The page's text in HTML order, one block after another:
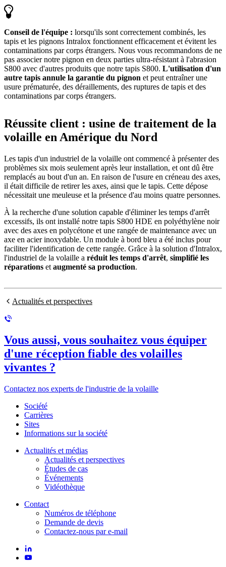
Conseil de l'équipe : lorsqu'ils sont correctement combinés, les
tapis et les pignons Intralox fonctionnent efficacement et évitent les
contaminations par corps étrangers. Nous vous recommandons de ne
pas associer notre pignon en deux parties ultra-résistant à l'abrasion
S800 avec d'autres produits que notre tapis S800. L'utilisation d'un
autre tapis annule la garantie du pignon et peut entraîner une
usure prématurée, des déraillements, des ruptures de tapis et des
contaminations par corps étrangers.
Réussite client : usine de traitement de la
volaille en Amérique du Nord
Les tapis d'un industriel de la volaille ont commencé à présenter des
problèmes six mois seulement après leur installation, et ont dû être
remplacés au bout d'un an. En raison de l'usure en créneau des axes,
il était difficile de retirer les axes, ainsi que le tapis. Cette dépose
nécessitait une meuleuse et la présence d'au moins quatre personnes.
À la recherche d'une solution capable d'éliminer les temps d'arrêt
excessifs, ils ont installé notre tapis S800 HDE en polyéthylène noir
avec des axes en polycétone et une rangée de maintenance avec un
axe en acier inoxydable. Un module à bord bleu a été inclus pour
faciliter l'identification de cette rangée. Grâce à la solution d'Intralox,
l'industriel de la volaille a réduit les temps d'arrêt, simplifié les
réparations et augmenté sa production.
Actualités et perspectives
Vous aussi, vous souhaitez vous équiper
d'une réception fiable des volailles
vivantes ?
Contactez nos experts de l'industrie de la volaille
Société
Carrières
Sites
Informations sur la société
Actualités et médias
Actualités et perspectives
Études de cas
Événements
Vidéothèque
Contact
Numéros de téléphone
Demande de devis
Contactez-nous par e-mail